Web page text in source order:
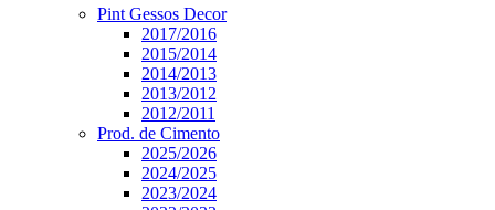
Pint Gessos Decor
2017/2016
2015/2014
2014/2013
2013/2012
2012/2011
Prod. de Cimento
2025/2026
2024/2025
2023/2024